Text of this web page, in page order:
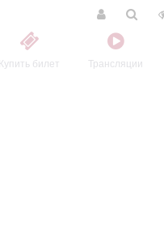
Купить билет Трансляции